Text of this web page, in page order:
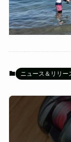
ニュース＆リリー